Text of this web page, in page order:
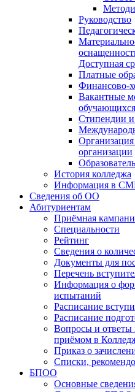
Руководство
Доступная
Платные
Финансово-
Вакантные
обучающихся
Стипендии
Организация
организации
История колледжа
Информация в
Сведения об ОО
Абитуриентам
Приёмная
Специальности
Рейтинг
Сведения о
Документы для
Перечень
Информация о
испытаний
Расписание
Расписание
Вопросы и ответы
приёмом в
Приказ о
Списки,
БПОО
Основные